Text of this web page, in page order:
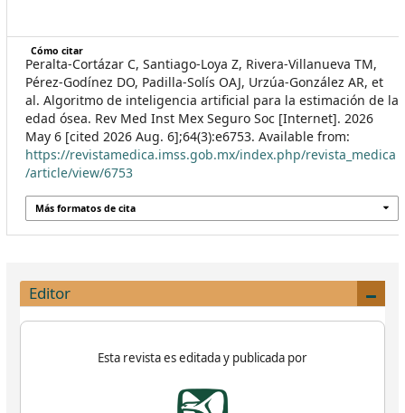
Cómo citar
Peralta-Cortázar C, Santiago-Loya Z, Rivera-Villanueva TM,
Pérez-Godínez DO, Padilla-Solís OAJ, Urzúa-González AR, et
al. Algoritmo de inteligencia artificial para la estimación de la
edad ósea. Rev Med Inst Mex Seguro Soc [Internet]. 2026
May 6 [cited 2026 Aug. 6];64(3):e6753. Available from:
https://revistamedica.imss.gob.mx/index.php/revista_medica
/article/view/6753
Más formatos de cita
Editor
Esta revista es editada y publicada por